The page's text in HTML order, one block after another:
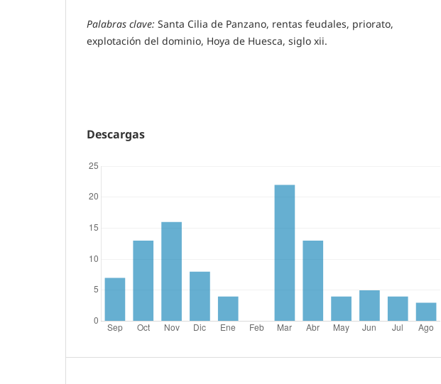
Palabras clave: Santa Cilia de Panzano, rentas feudales, priorato,
explotación del dominio, Hoya de Huesca, siglo xii.
Descargas